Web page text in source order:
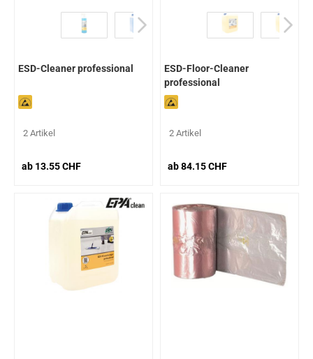
ESD-Cleaner professional
2 Artikel
ab 13.55 CHF
ESD-Floor-Cleaner
professional
2 Artikel
ab 84.15 CHF